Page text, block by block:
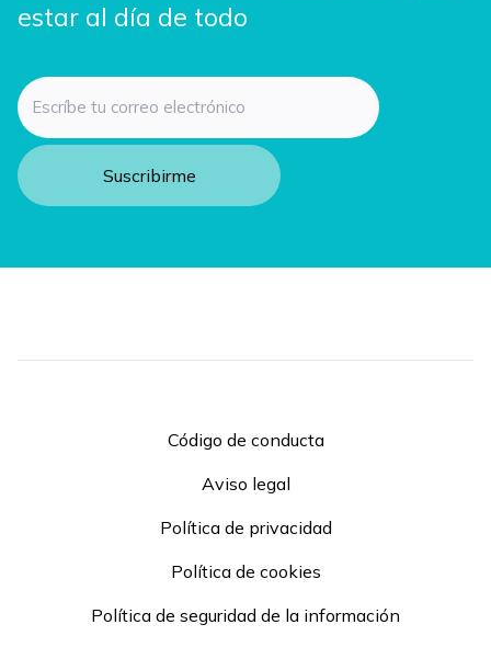
estar al día de todo
Email
Código de conducta
Aviso legal
Política de privacidad
Política de cookies
Política de seguridad de la información